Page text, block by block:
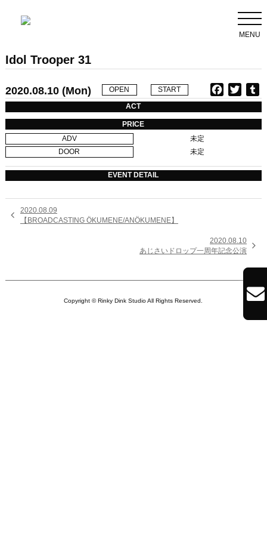
MENU
Idol Trooper 31
2020.08.10 (Mon) OPEN START
a
e
o
k
w
t
r
u
b
ACT
PRICE
ADV
未定
DOOR
未定
EVENT DETAIL

2020.08.09
【BROADCASTING ÖKUMENE/ANÖKUMENE】
2020.08.10
あじさいドロップ一周年記念公演


Copyright © Rinky Dink Studio All Rights Reserved.